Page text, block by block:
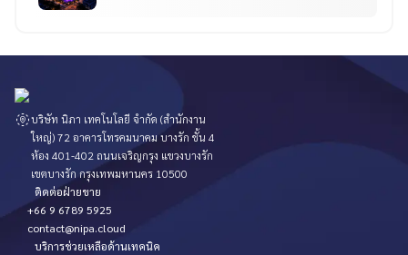
บริษัท นิภา เทคโนโลยี จำกัด (สำนักงาน
ใหญ่) 72 อาคารโทรคมนาคม บางรัก ชั้น 4
ห้อง 401-402 ถนนเจริญกรุง แขวงบางรัก
เขตบางรัก กรุงเทพมหานคร 10500
ติดต่อฝ่ายขาย
+66 9 6789 5925
contact@nipa.cloud
บริการช่วยเหลือด้านเทคนิค